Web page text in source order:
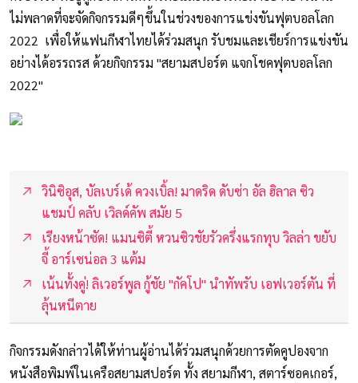
ไม่พลาดที่จะจัดกิจกรรมดีๆขึ้นในช่วงของการแข่งขันฟุตบอลโลก
2022 เพื่อให้แฟนกีฬาไทยได้ร่วมสนุก รับชมและเชียร์การแข่งขัน
อย่างได้อรรถรส ด้วยกิจกรรม "สยามสปอร์ต แจกโชคฟุตบอลโลก
2022"
วินิซิอุส, บัลเบร์เด้ ควงเบิ้ล! มาดริด ดับซ่า อัล ฮิลาล ซิว
แชมป์ คลับ เวิลด์คัพ สมัย 5
เรียงหน้าซัด! แมนซิตี้ หวนซิวชัยรัวครึ่งแรกทุบ วิลล่า ขยับ
จี้ อาร์เซน่อล 3 แต้ม
เน้นทั้งคู่! ลิเวอร์พูล กู้ชัย "กัคโป" นำทัพรับ เอฟเวอร์ตัน ที่
ลุ้นหนีตาย
กิจกรรมดังกล่าวได้ให้ท่านผู้อ่านได้ร่วมสนุกด้วยการตัดคูปองจาก
หนังสือพิมพ์ในเครือสยามสปอร์ต ทั้ง สยามกีฬา, สตาร์ซอคเกอร์,